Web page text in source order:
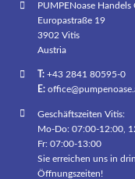
PUMPENoase Handels
Europastraße 19
3902 Vitis
Austria
T:+43 2841 80595-0
E:
Geschäftszeiten Vitis:
Mo-Do: 07:00-12:00,
Fr: 07:00-13:00
Sie erreichen uns in
Öffnungszeiten!